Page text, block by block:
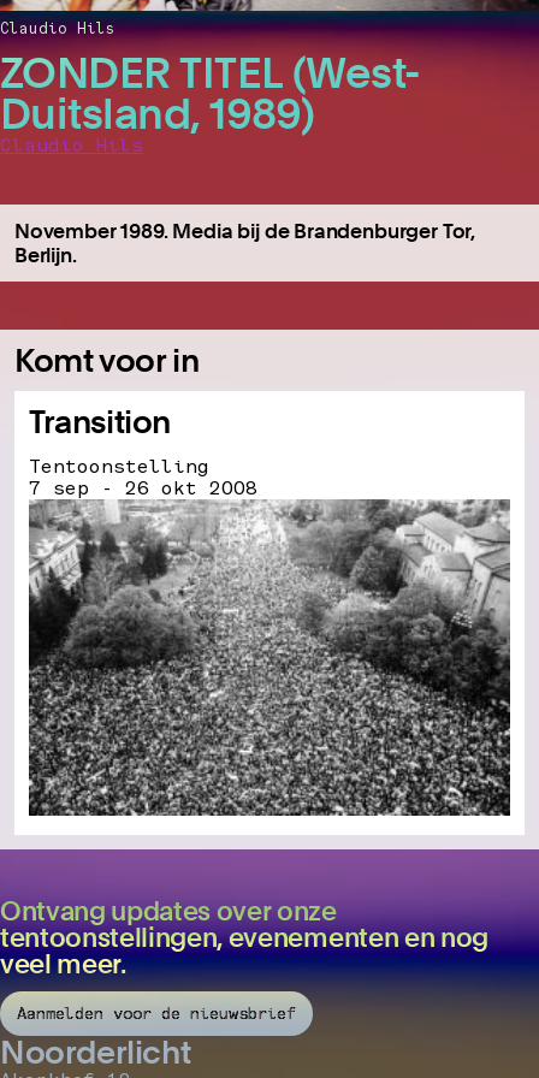
ZONDER TITEL (West-
Duitsland, 1989)
Claudio Hils
Claudio Hils
November 1989. Media bij de Brandenburger Tor,
Berlijn.
Komt voor in
Transition
Tentoonstelling
7 sep - 26 okt 2008
Ontvang updates over onze
tentoonstellingen, evenementen en nog
veel meer.
Aanmelden voor de nieuwsbrief
Noorderlicht